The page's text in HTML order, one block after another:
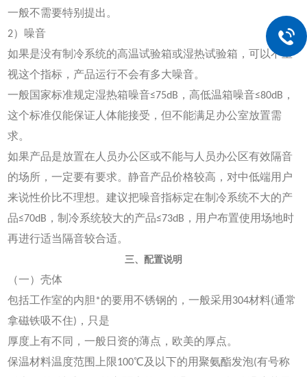
一般不需要特别提出。
2）噪音
如果是没有制冷系统的高温试验箱或湿热试验箱，可以不重
视这个指标，产品运行不会有多大噪音。
一般国家标准规定湿热箱噪音≤75dB，高低温箱噪音≤80dB，
这个标准仅能保证人体能接受，但不能满足办公室放置需
求。
如果产品是放置在人员办公区或不能与人员办公区有效隔音
的场所，一定要有要求。静音产品价格较高，对中低端用户
来说性价比不理想。建议把噪音指标定在制冷系统不大的产
品≤70dB，制冷系统较大的产品≤73dB，用户布置使用场地时
再进行适当隔音较合适。
三、配置说明
（一）壳体
包括工作室的内胆*的要用不锈钢的，一般采用304材料(通常
拿磁铁吸不住)，只是
厚度上有不同，一般日资的薄点，欧美的厚点。
保温材料温度范围上限100℃及以下的用聚氨酯发泡(有号称